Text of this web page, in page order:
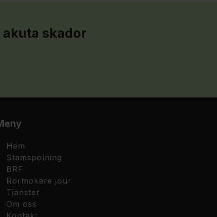
skador
Hem
Stamspolning
BRF
Rörmokare jour
Tjänster
Om oss